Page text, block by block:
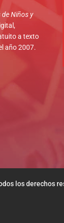
Niños y
a texto
año 2007.
los derechos